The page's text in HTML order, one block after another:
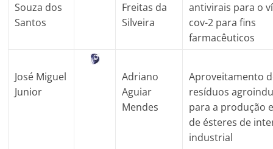
Souza dos
Santos
Freitas da
Silveira
antivirais para o
cov-2 para fins
farmacêuticos
José Miguel
Junior
Adriano
Aguiar
Mendes
Aproveitamento
resíduos
para a produção
de ésteres de
industrial